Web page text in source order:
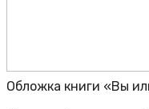
Обложка книги «Вы